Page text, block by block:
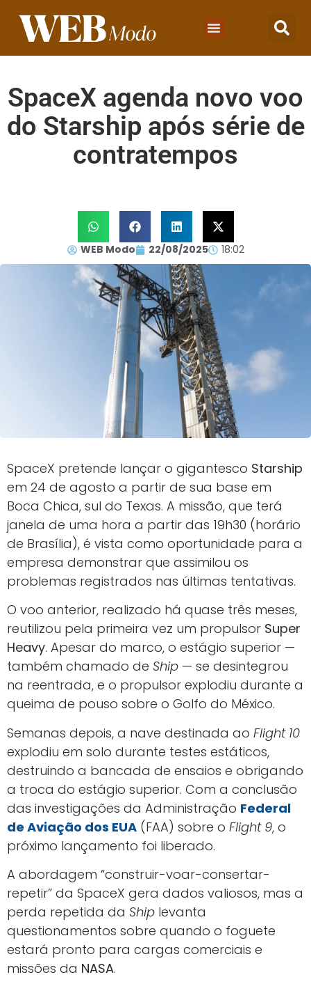
SpaceX agenda novo voo
do Starship após série de
contratempos
WEB Modo 22/08/2025 18:02
SpaceX pretende lançar o gigantesco Starship
em 24 de agosto a partir de sua base em
Boca Chica, sul do Texas. A missão, que terá
janela de uma hora a partir das 19h30 (horário
de Brasília), é vista como oportunidade para a
empresa demonstrar que assimilou os
problemas registrados nas últimas tentativas.
O voo anterior, realizado há quase três meses,
reutilizou pela primeira vez um propulsor Super
Heavy. Apesar do marco, o estágio superior —
também chamado de Ship — se desintegrou
na reentrada, e o propulsor explodiu durante a
queima de pouso sobre o Golfo do México.
Semanas depois, a nave destinada ao Flight 10
explodiu em solo durante testes estáticos,
destruindo a bancada de ensaios e obrigando
a troca do estágio superior. Com a conclusão
das investigações da Administração Federal
de Aviação dos EUA (FAA) sobre o Flight 9, o
próximo lançamento foi liberado.
A abordagem “construir-voar-consertar-
repetir” da SpaceX gera dados valiosos, mas a
perda repetida da Ship levanta
questionamentos sobre quando o foguete
estará pronto para cargas comerciais e
missões da NASA.